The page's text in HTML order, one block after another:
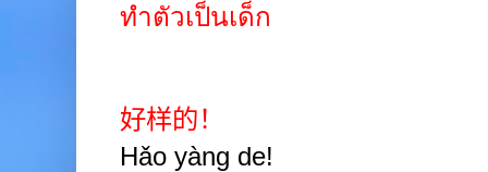
ทำตัวเป็นเด็ก
好样的！
Hǎo yàng de!